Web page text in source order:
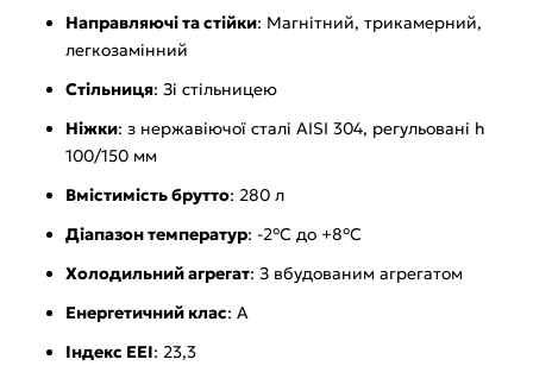
Направляючі та стійки: Магнітний, трикамерний,
легкозамінний
Стільниця: Зі стільницею
Ніжки: з нержавіючої сталі AISI 304, регульовані h
100/150 мм
Вмістимість брутто: 280 л
Діапазон температур: -2°C до +8°C
Холодильний агрегат: З вбудованим агрегатом
Енергетичний клас: A
Індекс EEI: 23,3